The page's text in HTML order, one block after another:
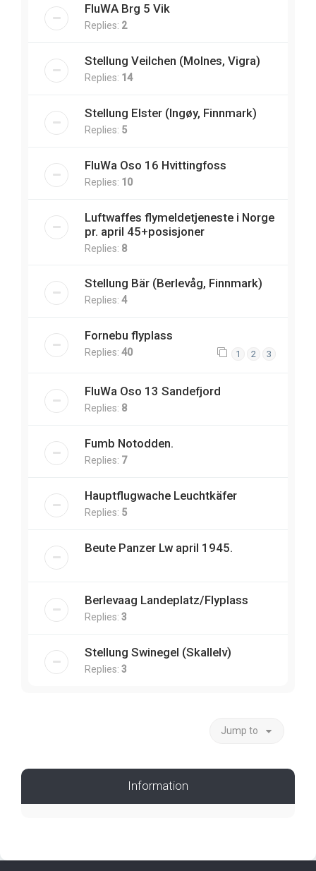
FluWA Brg 5 Vik
Replies: 2
Stellung Veilchen (Molnes, Vigra)
Replies: 14
Stellung Elster (Ingøy, Finnmark)
Replies: 5
FluWa Oso 16 Hvittingfoss
Replies: 10
Luftwaffes flymeldetjeneste i Norge
pr. april 45+posisjoner
Replies: 8
Stellung Bär (Berlevåg, Finnmark)
Replies: 4
Fornebu flyplass
Replies: 40 1 2 3
FluWa Oso 13 Sandefjord
Replies: 8
Fumb Notodden.
Replies: 7
Hauptflugwache Leuchtkäfer
Replies: 5
Beute Panzer Lw april 1945.
Berlevaag Landeplatz/Flyplass
Replies: 3
Stellung Swinegel (Skallelv)
Replies: 3
Jump to
Information